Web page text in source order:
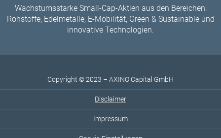
Wachstumsstarke Small-Cap-Aktien aus den Bereichen:
Rohstoffe, Edelmetalle, E-Mobilität, Green & Sustainable und
innovative Technologien.
Copyright © 2023 – AXINO Capital GmbH
Disclaimer
Impressum